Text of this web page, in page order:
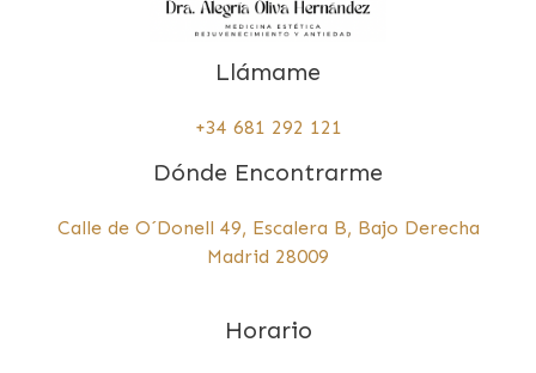
Llámame
+34 681 292 121
Dónde Encontrarme
Calle de O´Donell 49, Escalera B, Bajo Derecha
Madrid 28009
Horario